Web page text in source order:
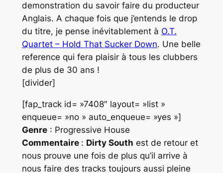
demonstration du savoir faire du producteur
Anglais. A chaque fois que j’entends le drop
du titre, je pense inévitablement à O.T.
Quartet – Hold That Sucker Down. Une belle
reference qui fera plaisir à tous les clubbers
de plus de 30 ans !
[divider]
[fap_track id= »7408″ layout= »list »
enqueue= »no » auto_enqueue= »yes »]
Genre: Progressive House
Commentaire : Dirty South est de retour et
nous prouve une fois de plus qu’il arrive à
nous faire des tracks toujours aussi pleine